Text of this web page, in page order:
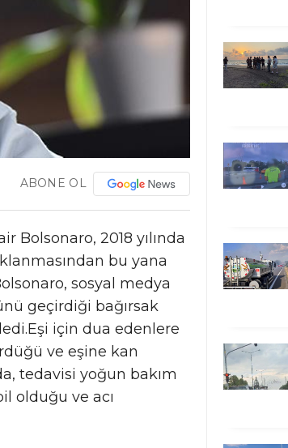
ABONE OL
Bolsonaro, 2018 yılında
bu yana
sosyal medya
geçirdiği bağırsak
için dua edenlere
ve eşine kan
tedavisi yoğun bakım
olduğu ve acı